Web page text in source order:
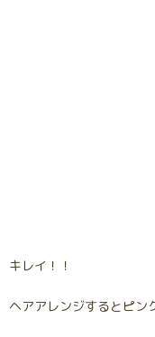
キレイ！！
ヘアアレンジするとピン